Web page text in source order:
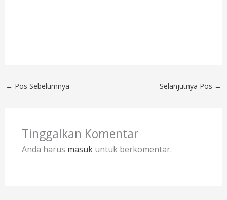
← Pos Sebelumnya Selanjutnya Pos →
Tinggalkan Komentar
Anda harus masukuntuk berkomentar.